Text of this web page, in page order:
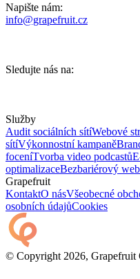
Napište nám:
info@grapefruit.cz
Sledujte nás na:
Služby
Audit sociálních sítíWebové
sítíVýkonnostní kampaně
foceníTvorba video podcastů
optimalizaceBezbariérový
Grapefruit
KontaktO násVšeobecné
osobních údajůCookies
© Copyright 2026, Grapefruit